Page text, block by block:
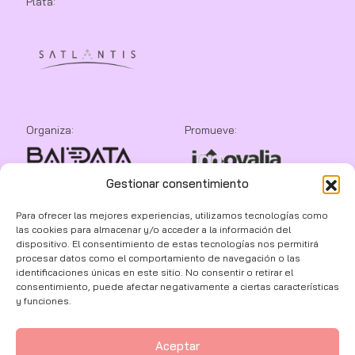
Gestionar consentimiento
Para ofrecer las mejores experiencias, utilizamos tecnologías como
las cookies para almacenar y/o acceder a la información del
dispositivo. El consentimiento de estas tecnologías nos permitirá
procesar datos como el comportamiento de navegación o las
identificaciones únicas en este sitio. No consentir o retirar el
consentimiento, puede afectar negativamente a ciertas características
y funciones.
Aceptar
Organiza: Promueve:
Colaboran: